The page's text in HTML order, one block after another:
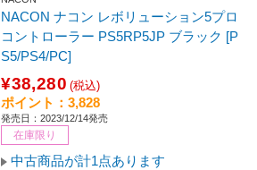
NACON ナコン レボリューション5プロ
コントローラー PS5RP5JP ブラック [P
S5/PS4/PC]
¥38,280 (税込)
ポイント：3,828
発売日：2023/12/14発売
在庫限り
中古商品が計1点あります